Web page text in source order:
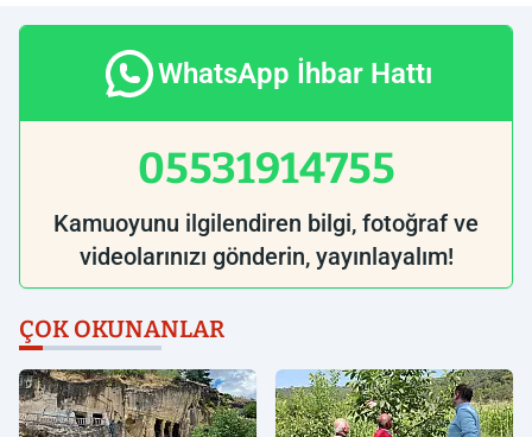
WhatsApp İhbar Hattı
05531914755
Kamuoyunu ilgilendiren bilgi, fotoğraf ve
videolarınızı gönderin, yayınlayalım!
ÇOK OKUNANLAR